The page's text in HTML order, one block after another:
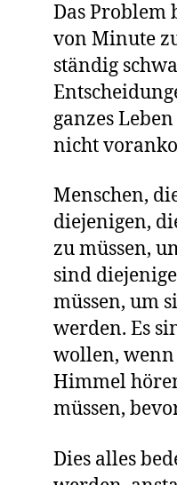
Das Problem
von Minute
ständig
ganzes
nicht
Menschen,
diejenigen,
zu müssen,
sind
müssen, um
werden. Es
wollen, wenn
Himmel
müssen,
Dies alles